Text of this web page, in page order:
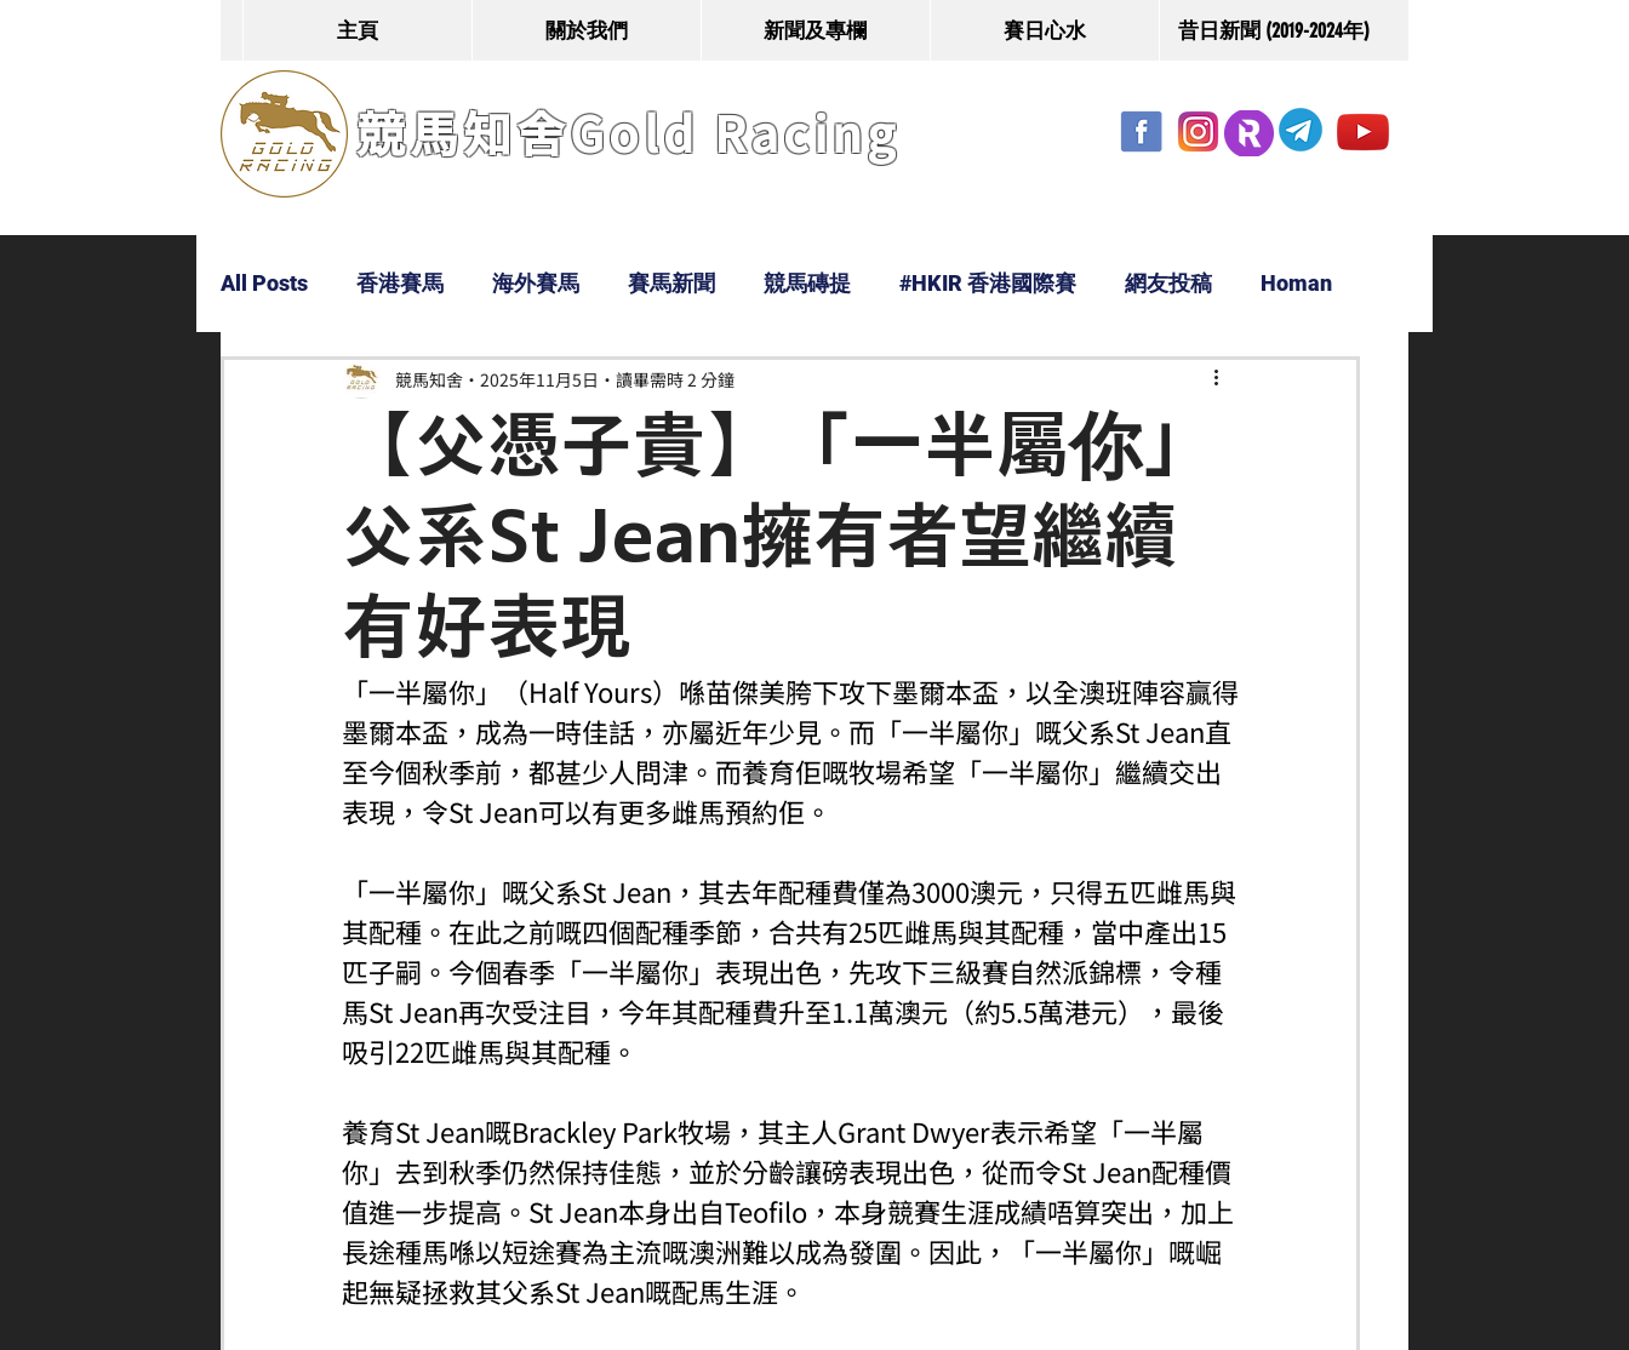
主頁 關於我們 新聞及專欄 賽日心水 昔日新聞 (2019-2024年)
競馬知舍Gold Racing
All Posts 香港賽馬 海外賽馬 賽馬新聞 競馬磚提 #HKIR 香港國際賽 網友投稿 Homan
Bobby 超仔 Tony 鹿
【父憑子貴】「一半屬你」
父系St Jean擁有者望繼續
有好表現
競馬知舍 2025年11月5日 讀畢需時 2 分鐘
「一半屬你」（Half Yours）喺苗傑美胯下攻下墨爾本盃，以全澳班陣容贏得
墨爾本盃，成為一時佳話，亦屬近年少見。而「一半屬你」嘅父系St Jean直
至今個秋季前，都甚少人問津。而養育佢嘅牧場希望「一半屬你」繼續交出
表現，令St Jean可以有更多雌馬預約佢。
「一半屬你」嘅父系St Jean，其去年配種費僅為3000澳元，只得五匹雌馬與
其配種。在此之前嘅四個配種季節，合共有25匹雌馬與其配種，當中產出15
匹子嗣。今個春季「一半屬你」表現出色，先攻下三級賽自然派錦標，令種
馬St Jean再次受注目，今年其配種費升至1.1萬澳元（約5.5萬港元），最後
吸引22匹雌馬與其配種。
養育St Jean嘅Brackley Park牧場，其主人Grant Dwyer表示希望「一半屬
你」去到秋季仍然保持佳態，並於分齡讓磅表現出色，從而令St Jean配種價
值進一步提高。St Jean本身出自Teofilo，本身競賽生涯成績唔算突出，加上
長途種馬喺以短途賽為主流嘅澳洲難以成為發圍。因此，「一半屬你」嘅崛
起無疑拯救其父系St Jean嘅配馬生涯。